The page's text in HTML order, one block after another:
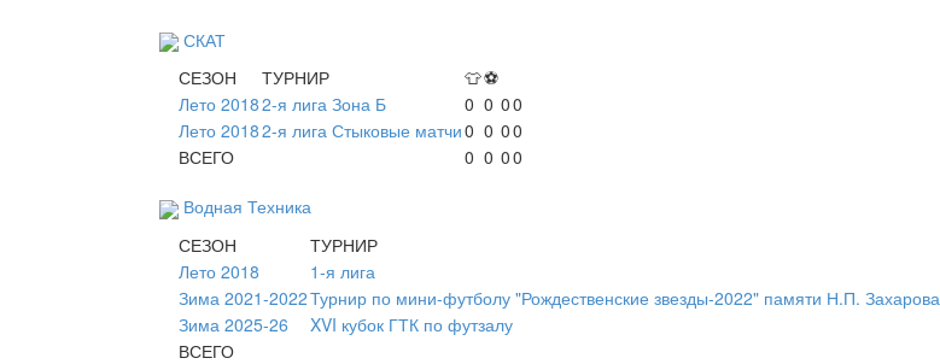
СКАТ
СЕЗОН
ТУРНИР 👕⚽
Лето 20182-я лига Зона Б 0 0 00
Лето 20182-я лига Стыковые матчи0 0 00
ВСЕГО
0 0 00
Водная Техника
СЕЗОН
ТУРНИР
Лето 2018
1-я лига
Зима 2021-2022Турнир по мини-футболу "Рождественские звезды-2022" памяти Н.П. Захарова
Зима 2025-26
XVI кубок ГТК по футзалу
ВСЕГО